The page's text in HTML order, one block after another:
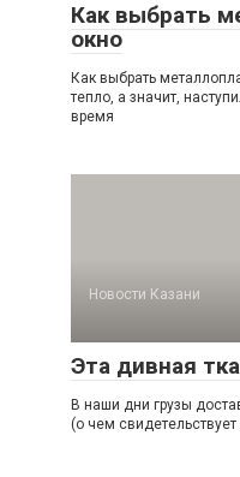
Как выбрать
окно
Как выбрать
тепло, а значит,
время
Новости Казани
Эта дивная
В наши дни грузы
(о чем свидетельствует